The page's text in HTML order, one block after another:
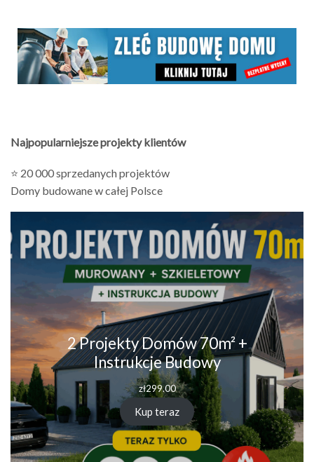
Najpopularniejsze projekty klientów
⭐ 20 000 sprzedanych projektów
Domy budowane w całej Polsce
2 Projekty Domów 70m² +
Instrukcje Budowy
zł299.00
Kup teraz